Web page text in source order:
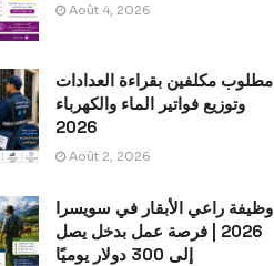
Août 4, 2026
مطلوب مكلفين بقراءة العدادات
وتوزيع فواتير الماء والكهرباء
2026
Août 2, 2026
وظيفة راعي الأبقار في سويسرا
2026 | فرصة عمل بدخل يصل
إلى 300 دولار يوميًا